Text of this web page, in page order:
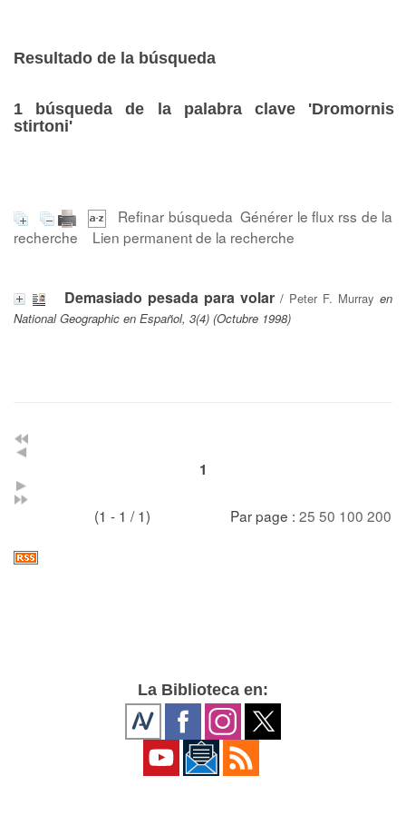
Resultado de la búsqueda
1 búsqueda de la palabra clave 'Dromornis
stirtoni'
Refinar búsqueda Générer le flux rss de la
recherche
Lien permanent de la recherche
Demasiado pesada para volar / Peter F. Murray en
National Geographic en Español, 3(4) (Octubre 1998)
1
(1 - 1 / 1) Par page : 25 50 100 200
La Biblioteca en: